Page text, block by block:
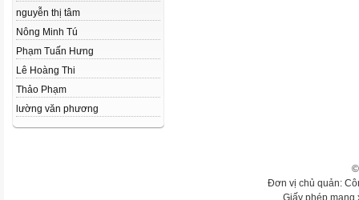
nguyễn thị tâm
Nông Minh Tú
Phạm Tuấn Hưng
Lê Hoàng Thi
Thảo Phạm
lường văn phương
Đơn vị chủ quản:
Giấy phép mạng